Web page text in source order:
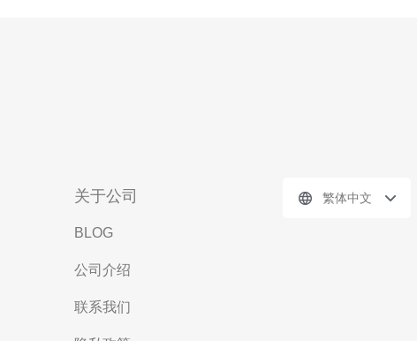
关于公司
BLOG
公司介绍
联系我们
繁体中文